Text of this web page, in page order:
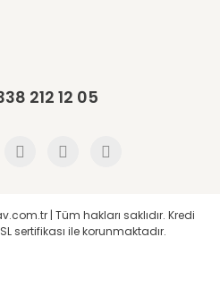
212 12 05
| Tüm hakları saklıdır. Kredi
sertifikası ile korunmaktadır.